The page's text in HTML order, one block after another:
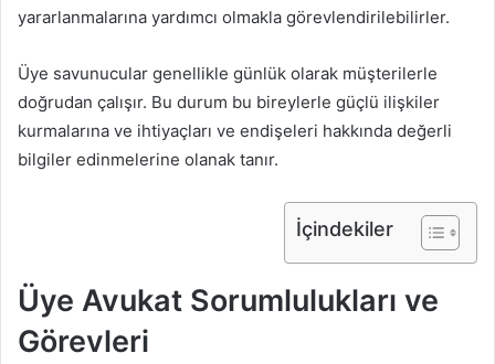
yararlanmalarına yardımcı olmakla görevlendirilebilirler.
Üye savunucular genellikle günlük olarak müşterilerle
doğrudan çalışır. Bu durum bu bireylerle güçlü ilişkiler
kurmalarına ve ihtiyaçları ve endişeleri hakkında değerli
bilgiler edinmelerine olanak tanır.
İçindekiler
Üye Avukat Sorumlulukları ve
Görevleri